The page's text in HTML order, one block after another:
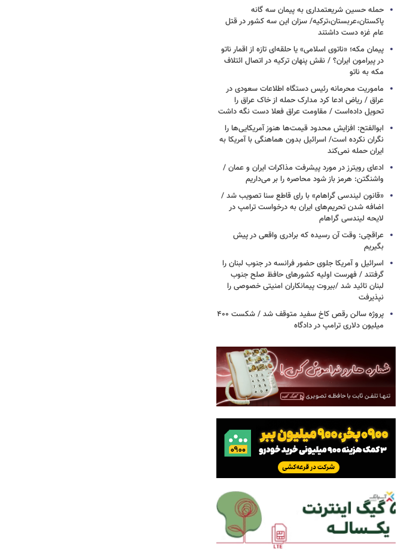
حمله حسین شریعتمداری به پیمان سه گانه
پاکستان،عربستان،ترکیه/ سزان این سه کشور در قتل
عام غزه دست داشتند
پیمان مکه؛ «ناتوی اسلامی» یا حلقه‌ای تازه از اقمار ناتو
در پیرامون ایران؟ / نقش پنهان ترکیه در اتصال ائتلاف
مکه به ناتو
ماموریت محرمانه رئیس دستگاه اطلاعات سعودی در
عراق / ریاض ادعا کرد مدارک حمله از خاک عراق را
تحویل داده‌است / مقاومت عراق فعلا دست نگه داشت
ابوالفتح: افزایش محدود قیمت‌ها هنوز آمریکایی‌ها را
نگران نکرده است/ اسرائیل بدون هماهنگی با آمریکا به
ایران حمله نمی‌کند
ادعای رویترز در مورد پیشرفت مذاکرات ایران و عمان /
واشنگتن: هرمز باز شود محاصره را بر می‌داریم
«قانون لیندسی گراهام» با رای قاطع سنا تصویب شد /
اضافه شدن تحریم‌های ایران به درخواست ترامپ در
لایحه لیندسی گراهام
عراقچی: وقت آن رسیده که برادری واقعی در پیش
بگیریم
اسرائیل و آمریکا جلوی حضور فرانسه در جنوب لبنان را
گرفتند / فهرست اولیه کشورهای حافظ صلح جنوب
لبنان تائید شد /بیروت پیمانکاران امنیتی خصوصی را
نپذیرفت
پروژه سالن رقص کاخ سفید متوقف شد / شکست ۴۰۰
میلیون دلاری ترامپ در دادگاه